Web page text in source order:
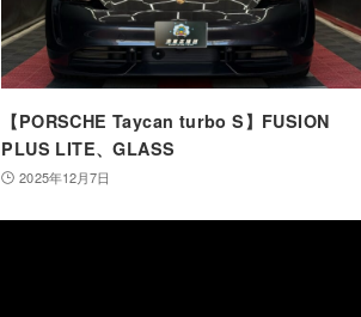
【PORSCHE Taycan turbo S】FUSION
PLUS LITE、GLASS
2025年12月7日